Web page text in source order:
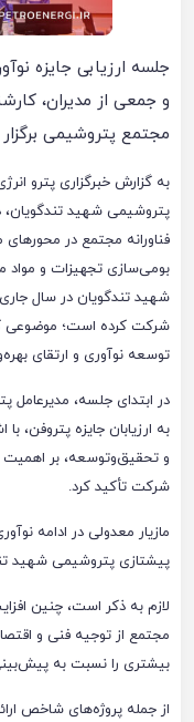
جلسه ارزیابی جایزه
و جمعی از مدیران،
مجتمع پتروشیمی
به گزارش خبرگزاری پترو
پتروشیمی شهید تندگویان،
فناورانه مجتمع در
بومی‌سازی تجهیزات و مواد
شرکت کرده است؛ موضوعی
توسعه نوآوری و ارتقای
در ابتدای جلسه،
به ارزیابان جایزه پتروفن،
و تحقیق‌وتوسعه، بر اهمیت
شرکت تأکید کرد.
مازیار معدولی در ادامه
پیشتازی پتروشیمی شهید
لازم به ذکر است، چنین
مجتمع از توجیه فنی و
بیشتری را نسبت به
از جمله پروژه‌های شاخص